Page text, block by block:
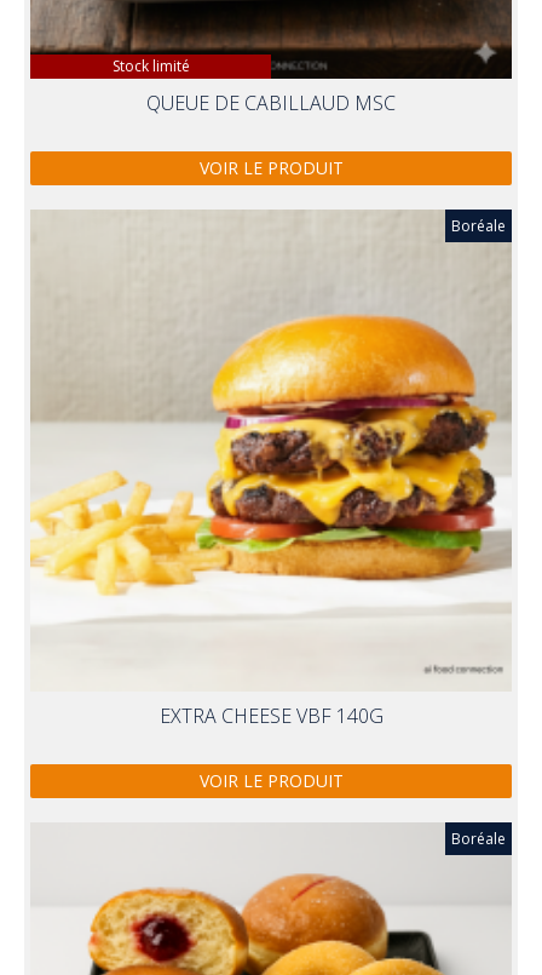
Stock limité
QUEUE DE CABILLAUD MSC
VOIR LE PRODUIT
Boréale
EXTRA CHEESE VBF 140G
VOIR LE PRODUIT
Boréale